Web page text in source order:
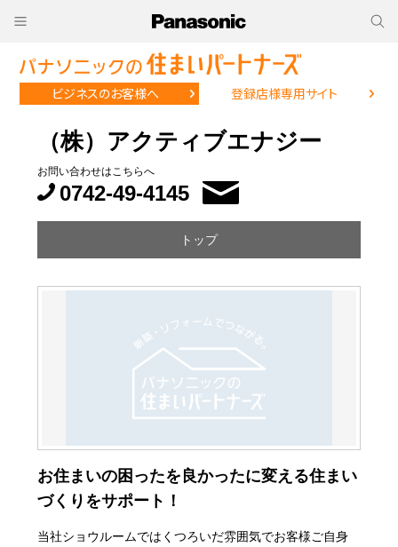
ビジネスのお客様へ 登録店様専用サイト
（株）アクティブエナジー
お問い合わせはこちらへ
0742-49-4145
トップ
お住まいの困ったを良かったに変える住まい
づくりをサポート！
当社ショウルームではくつろいだ雰囲気でお客様ご自身